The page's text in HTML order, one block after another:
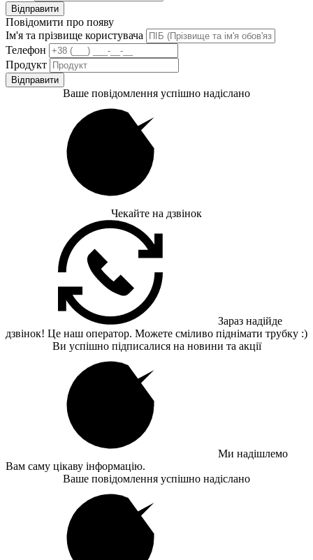
Відправити
Повідомити про появу
Ім'я та прізвище користувача
Телефон
Продукт
Відправити
Ваше повідомлення успішно надіслано
Чекайте на дзвінок
Зараз надійде
дзвінок! Це наш оператор. Можете сміливо піднімати трубку :)
Ви успішно підписалися на новини та акції
Ми надішлемо
Вам саму цікаву інформацію.
Ваше повідомлення успішно надіслано